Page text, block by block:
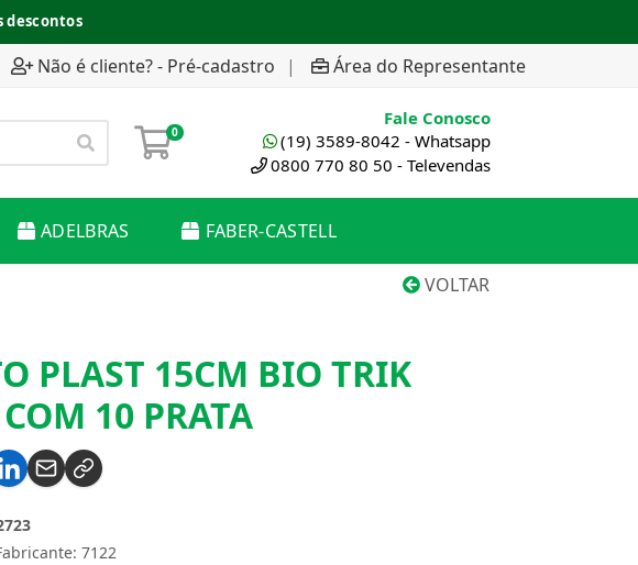
descontos
Não é cliente? - Pré-cadastro | Área do Representante
0
Fale Conosco
(19) 3589-8042 - Whatsapp
0800 770 80 50 - Televendas
ADELBRAS FABER-CASTELL
VOLTAR
PLAST 15CM BIO TRIK
10 PRATA
7122